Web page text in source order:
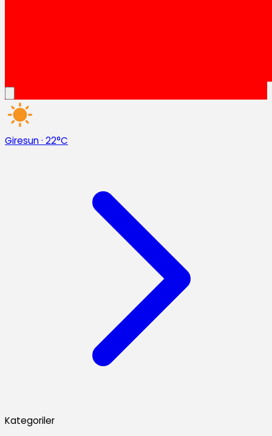
Giresun· 22°C
Kategoriler